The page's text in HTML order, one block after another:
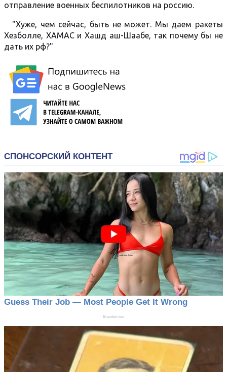
отправление военных беспилотников на россию.
"Хуже, чем сейчас, быть не может. Мы даем ракеты
Хезболле, ХАМАС и Хашд аш-Шаабе, так почему бы не
дать их рф?"